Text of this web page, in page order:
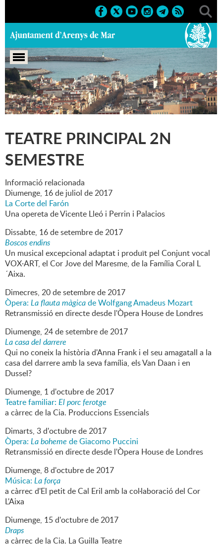
Portada > Marcs > 2017 > Teatre Principal 2n semestre
TEATRE PRINCIPAL 2N
SEMESTRE
Informació relacionada
Diumenge, 16de juliol de2017
La Corte del Farón
Una opereta de Vicente Lleó i Perrin i Palacios
Dissabte, 16desetembrede2017
Boscos endins
Un musical excepcional adaptat i produït pel Conjunt vocal
VOX·ART, el Cor Jove del Maresme, de la Família Coral L
´Aixa.
Dimecres, 20desetembrede2017
Òpera: La flauta màgicade Wolfgang Amadeus Mozart
Retransmissió en directe desde l'Òpera House de Londres
Diumenge, 24desetembrede2017
La casa del darrere
Qui no coneix la història d'Anna Frank i el seu amagatall a la
casa del darrere amb la seva família, els Van Daan i en
Dussel?
Diumenge, 1d'octubrede2017
Teatre familiar: El porc ferotge
a càrrec de la Cia. Produccions Essencials
Dimarts, 3d'octubrede2017
Òpera: La boheme de Giacomo Puccini
Retransmissió en directe desde l'Òpera House de Londres
Diumenge, 8d'octubrede2017
Música: La força
a càrrec d'El petit de Cal Eril amb la col·laboració del Cor
L'Aixa
Diumenge, 15d'octubrede2017
Draps
a càrrec de la Cia. La Guilla Teatre